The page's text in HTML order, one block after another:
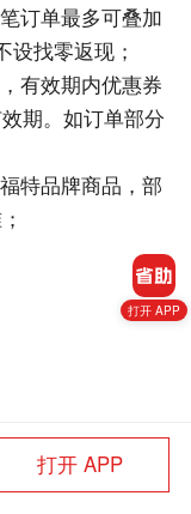
订单最多可叠加
找零返现；
有效期内优惠券
期。如订单部分
特品牌商品，部
打开 APP
打开 APP